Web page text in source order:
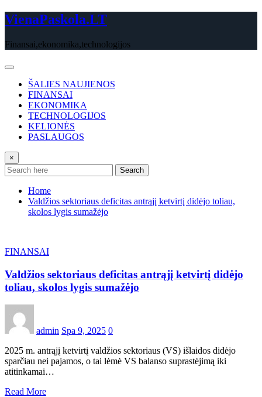
Skip
to
VienaPaskola.LT
Finansai,ekonomika,technologijos
ŠALIES NAUJIENOS
FINANSAI
EKONOMIKA
TECHNOLOGIJOS
KELIONĖS
PASLAUGOS
×
Search
Home
Valdžios sektoriaus deficitas antrąjį ketvirtį didėjo toliau,
skolos lygis sumažėjo
FINANSAI
Valdžios sektoriaus deficitas antrąjį ketvirtį didėjo
toliau, skolos lygis sumažėjo
admin Spa 9, 2025 0
2025 m. antrąjį ketvirtį valdžios sektoriaus (VS) išlaidos didėjo
sparčiau nei pajamos, o tai lėmė VS balanso suprastėjimą iki
atitinkamai…
Read More